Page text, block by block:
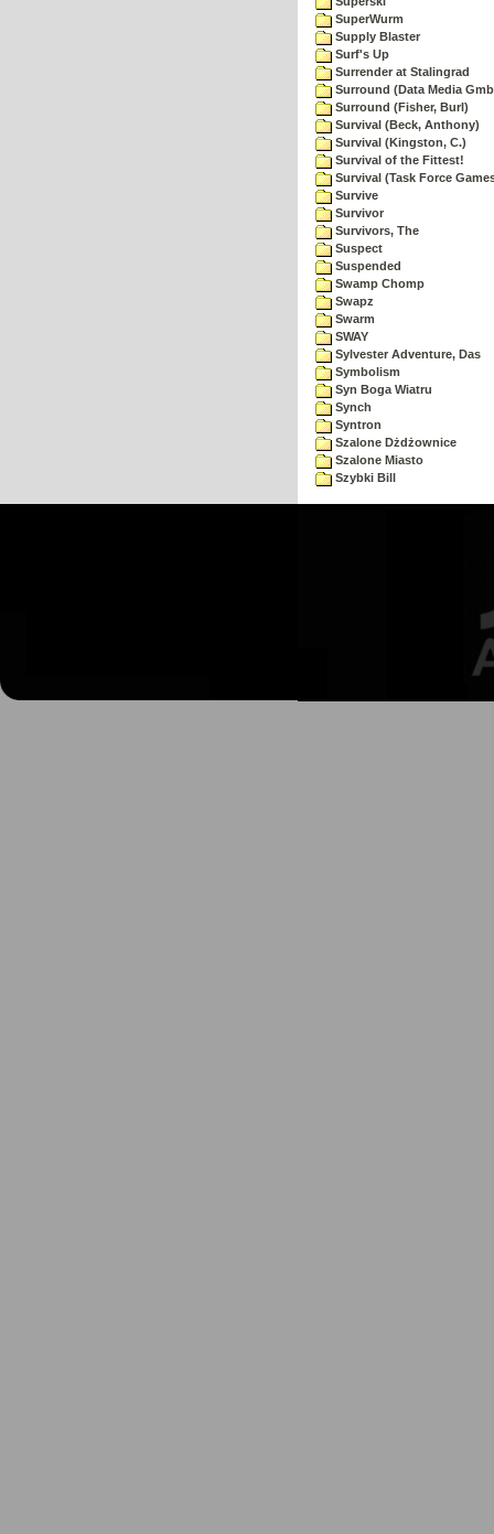
SuperWurm
Supply Blaster
Surf's Up
Surrender at Stalingrad
Surround (Data Media
Surround (Fisher, Burl)
Survival (Beck, Anthony)
Survival (Kingston, C.)
Survival of the Fittest!
Survival (Task Force
Survive
Survivor
Survivors, The
Suspect
Suspended
Swamp Chomp
Swapz
Swarm
SWAY
Sylvester Adventure, Das
Symbolism
Syn Boga Wiatru
Synch
Syntron
Szalone Dżdżownice
Szalone Miasto
Szybki Bill